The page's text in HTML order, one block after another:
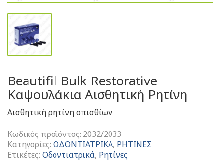
Beautifil Bulk Restorative
Καψουλάκια Αισθητική Ρητίνη
Αισθητική ρητίνη οπισθίων
Κωδικός προϊόντος: 2032/2033
Κατηγορίες: ΟΔΟΝΤΙΑΤΡΙΚΑ, ΡΗΤΙΝΕΣ
Ετικέτες: Οδοντιατρικά, Ρητίνες